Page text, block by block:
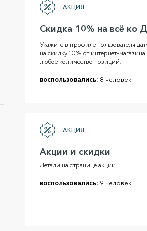
АКЦИЯ
Скидка 10% на всё ко
Укажите в профиле пользователя
на скидку 10% от интернет-
любое количество позиций.
воспользовались: 8 человек
АКЦИЯ
Акции и скидки
Детали на странице акции
воспользовались: 9 человек